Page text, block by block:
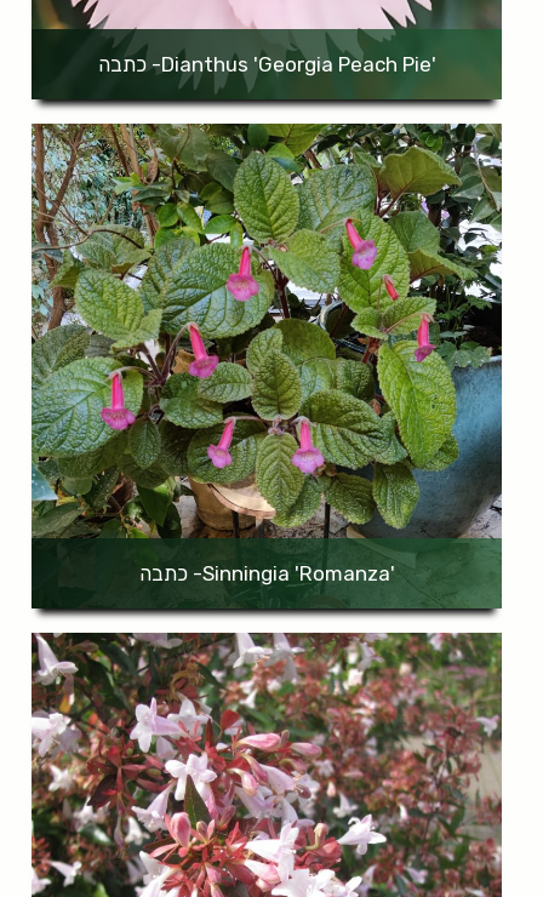
'Dianthus 'Georgia Peach Pie- כתבה
'Sinningia 'Romanza- כתבה